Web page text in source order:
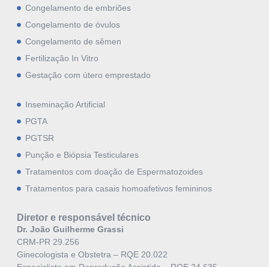
Congelamento de embriões
Congelamento de óvulos
Congelamento de sêmen
Fertilização In Vitro
Gestação com útero emprestado
Inseminação Artificial
PGTA
PGTSR
Punção e Biópsia Testiculares
Tratamentos com doação de Espermatozoides
Tratamentos para casais homoafetivos femininos
Diretor e responsável técnico
Dr. João Guilherme Grassi
CRM-PR 29.256
Ginecologista e Obstetra – RQE 20.022